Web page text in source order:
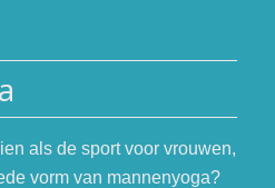
als de sport voor vrouwen,
vorm van mannenyoga?